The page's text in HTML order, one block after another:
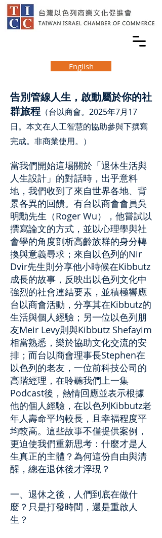
English
告別管線人生，啟動屬於你的社
群旅程 （台以商會。2025年7月17
日。本文在人工智慧的協助參與下撰寫
完成。非商業使用。）
當我們開始這場關於「退休生活與
人生設計」的對話時，出乎意料
地，我們收到了來自世界各地、背
景各異的回饋。有台以商會會員吳
明勳先生（Roger Wu），他嘗試以
撰寫論文的方式，並以心理學與社
會學的角度剖析高齡族群的身分轉
換與意義尋求；來自以色列的Nir
Dvir先生則分享他小時候在Kibbutz
成長的故事，反映出以色列文化中
強烈的社會連結要素，並積極響應
台以商會活動，分享其在Kibbutz的
生活與個人經驗；另一位以色列朋
友Meir Levy則與Kibbutz Shefayim
相當熟悉，樂於協助文化交流的安
排；而台以商會理事長Stephen在
以色列的老友，一位前科技公司的
高階經理，在聆聽我們上一集
Podcast後，熱情回應並表示根據
他的個人經驗，在以色列Kibbutz老
年人壽命平均較長，且幸福程度平
均較高。這些故事不僅提供案例，
更迫使我們重新思考：什麼才是人
生真正的主體？為何這份自由與清
醒，總在退休後才浮現？
一、退休之後，人們到底在做什
麼？只是打發時間，還是重啟人
生？